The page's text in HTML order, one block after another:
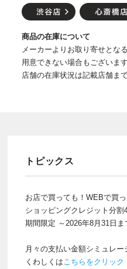
商品の在庫について
メーカーよりお取り寄せとな
用意できない場合もございます
店舗の在庫状況は記載店舗ま
トピックス
お店で買っても！WEBで買
ショッピングクレジット分割
期間限定 ～2026年8月31日ま
月々の支払い金額シミュレー
くわしくはこちらをクリック